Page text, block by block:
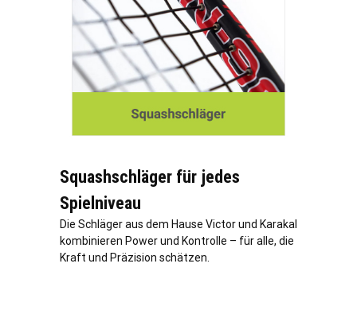
Squashschläger für jedes
Spielniveau
Die Schläger aus dem Hause Victor und Karakal
kombinieren Power und Kontrolle – für alle, die
Kraft und Präzision schätzen.